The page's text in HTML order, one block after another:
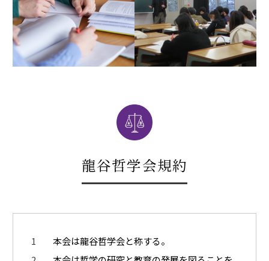
龍谷哲学会規約
本会は龍谷哲学会と称する。